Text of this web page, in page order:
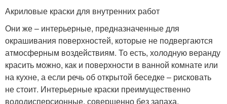
Акриловые краски для внутренних работ
Они же – интерьерные, предназначенные для
окрашивания поверхностей, которые не подвергаются
атмосферным воздействиям. То есть, холодную веранду
красить можно, как и поверхности в ванной комнате или
на кухне, а если речь об открытой беседке – рисковать
не стоит. Интерьерные краски преимущественно
вододисперсионные, совершенно без запаха,